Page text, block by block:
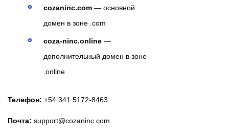
cozaninc.com — основной
домен в зоне .com
coza-ninc.online —
дополнительный домен в зоне
.online
Телефон: +54 341 5172-8463
Почта: support@cozaninc.com